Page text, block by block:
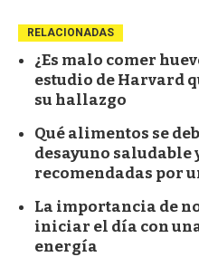
RELACIONADAS
¿Es malo comer
estudio de Harvard
su hallazgo
Qué alimentos se
desayuno
recomendadas por
La importancia de
iniciar el día con
energía